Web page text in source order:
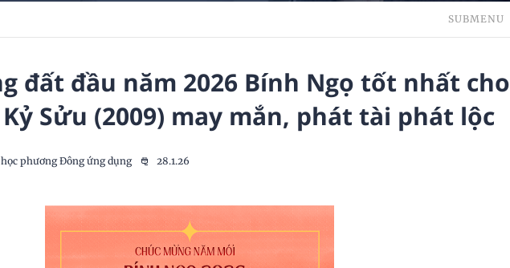
SUBMENU
đất đầu năm 2026 Bính Ngọ tốt nhất cho
Sửu (2009) may mắn, phát tài phát lộc
phương Đông ứng dụng 28.1.26